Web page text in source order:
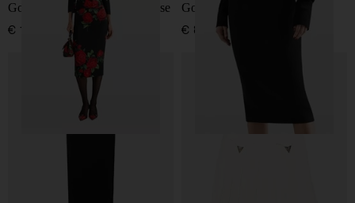
Gonna in seta con stampa rose
€ 1.250,00
Gonna midi in lana
€ 895,00